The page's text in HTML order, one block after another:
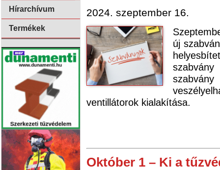
Hírarchívum
Termékek
2024. szeptember 16.
új
ventillátorok kialakítása.
Október 1 – Ki a